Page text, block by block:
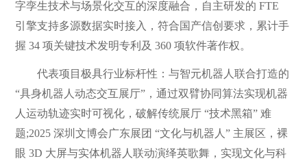
字孪生技术与场景化交互的深度融合，自主研发的 FTE
引擎支持多源数据实时接入，符合国产信创要求，累计手
握 34 项关键技术发明专利及 360 项软件著作权。
代表项目极具行业标杆性：与智元机器人联合打造的
“具身机器人动态交互展厅”，通过双臂协同算法实现机器
人运动轨迹实时可视化，破解传统展厅 “技术黑箱” 难
题;2025 深圳文博会广东展团 “文化与机器人” 主展区，裸
眼 3D 大屏与实体机器人联动演绎英歌舞，实现文化与科